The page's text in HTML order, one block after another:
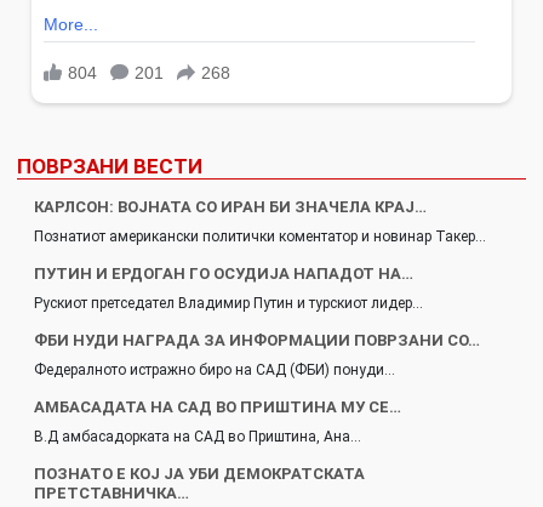
ПОВРЗАНИ ВЕСТИ
КАРЛСОН: ВОЈНАТА СО ИРАН БИ ЗНАЧЕЛА КРАЈ…
Познатиот американски политички коментатор и новинар Такер…
ПУТИН И ЕРДОГАН ГО ОСУДИЈА НАПАДОТ НА…
Рускиот претседател Владимир Путин и турскиот лидер…
ФБИ НУДИ НАГРАДА ЗА ИНФОРМАЦИИ ПОВРЗАНИ СО…
Федералното истражно биро на САД (ФБИ) понуди…
АМБАСАДАТА НА САД ВО ПРИШТИНА МУ СЕ…
В.Д амбасадорката на САД во Приштина, Ана…
ПОЗНАТО Е КОЈ ЈА УБИ ДЕМОКРАТСКАТА
ПРЕТСТАВНИЧКА…